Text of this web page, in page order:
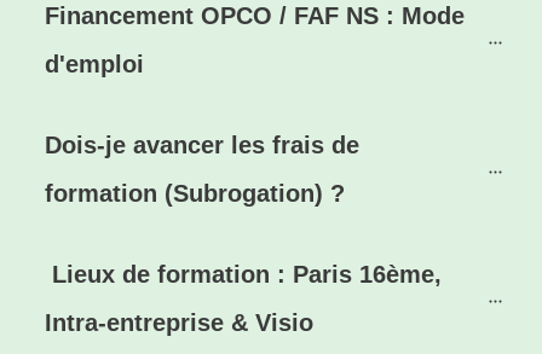
Financement OPCO / FAF NS : Mode
d'emploi
Dois-je avancer les frais de
formation (Subrogation) ?
Lieux de formation : Paris 16ème,
Intra-entreprise & Visio